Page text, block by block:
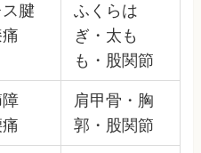
腱
ふくらは
ぎ・太も
も・股関節
肩甲骨・胸
郭・股関節